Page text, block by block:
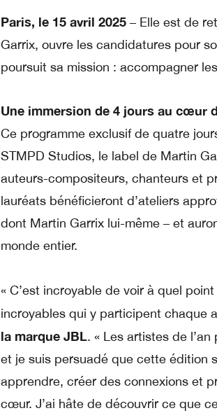
Paris, le 15 avril 2025 – Elle est de
Garrix, ouvre les candidatures pour
poursuit sa mission : accompagner
Une immersion de 4 jours au cœur
Ce programme exclusif de quatre
STMPD Studios, le label de Martin
auteurs-compositeurs, chanteurs et
lauréats bénéficieront d’ateliers
dont Martin Garrix lui-même – et
monde entier.
« C’est incroyable de voir à quel
incroyables qui y participent chaque
la marque JBL. « Les artistes de
et je suis persuadé que cette édition
apprendre, créer des connexions et
cœur. J’ai hâte de découvrir ce que